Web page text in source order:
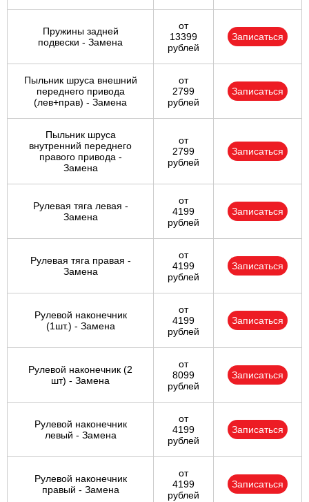
Пружины задней
подвески - Замена
от
13399
рублей
Записаться
Пыльник шруса внешний
переднего привода
(лев+прав) - Замена
от
2799
рублей
Записаться
Пыльник шруса
внутренний переднего
правого привода -
Замена
от
2799
рублей
Записаться
Рулевая тяга левая -
Замена
от
4199
рублей
Записаться
Рулевая тяга правая -
Замена
от
4199
рублей
Записаться
Рулевой наконечник
(1шт.) - Замена
от
4199
рублей
Записаться
Рулевой наконечник (2
шт) - Замена
от
8099
рублей
Записаться
Рулевой наконечник
левый - Замена
от
4199
рублей
Записаться
Рулевой наконечник
правый - Замена
от
4199
рублей
Записаться